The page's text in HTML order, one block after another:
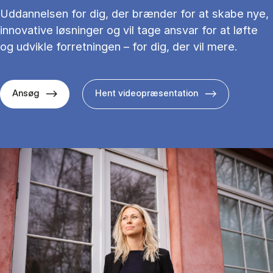
Uddannelsen for dig, der brænder for at skabe nye,
innovative løsninger og vil tage ansvar for at løfte
og udvikle forretningen – for dig, der vil mere.
Ansøg Hent videopræsentation